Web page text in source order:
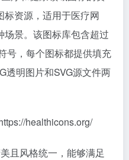
资源，适用于医疗网
景。该图标库包含超过
号，每个图标都提供填充
透明图片和SVG源文件两
healthicons.org/
且风格统一，能够满足